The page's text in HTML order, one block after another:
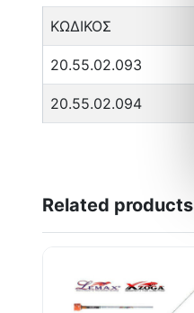
ΚΩΔΙΚΟΣ
20.55.02.093
20.55.02.094
Related products